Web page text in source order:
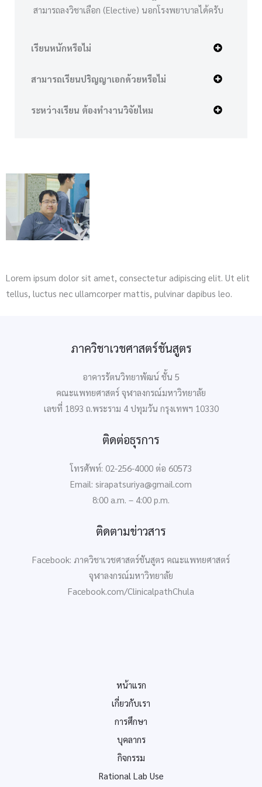
สามารถลงวิชาเลือก (Elective) นอกโรงพยาบาลได้ครับ
เรียนหนักหรือไม่
สามารถเรียนปริญญาเอกด้วยหรือไม่
ระหว่างเรียน ต้องทำงานวิจัยไหม
Lorem ipsum dolor sit amet, consectetur adipiscing elit. Ut elit
tellus, luctus nec ullamcorper mattis, pulvinar dapibus leo.
ภาควิชาเวชศาสตร์ชันสูตร
อาคารรัตนวิทยาพัฒน์ ชั้น 5
คณะแพทยศาสตร์ จุฬาลงกรณ์มหาวิทยาลัย
เลขที่ 1893 ถ.พระราม 4 ปทุมวัน กรุงเทพฯ 10330
ติดต่อธุรการ
โทรศัพท์: 02-256-4000 ต่อ 60573
Email: sirapatsuriya@gmail.com
8:00 a.m. – 4:00 p.m.
ติดตามข่าวสาร
Facebook: ภาควิชาเวชศาสตร์ชันสูตร คณะแพทยศาสตร์
จุฬาลงกรณ์มหาวิทยาลัย
Facebook.com/ClinicalpathChula
หน้าแรก
เกี่ยวกับเรา
การศึกษา
บุคลากร
กิจกรรม
Rational Lab Use